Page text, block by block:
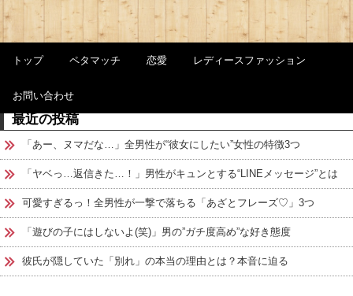
トップ ペタマッチ 恋愛 レディースファッション
お問い合わせ
最近の投稿
「あー、ヌマだな…」全男性が“彼女にしたい”女性の特徴3つ
「ヤベっ…返信きた…！」男性がキュンとする“LINEメッセージ”とは
可愛すぎるっ！全男性が一撃で落ちる「あざとフレーズ♡」3つ
「遊びの子にはしないよ(笑)」男の”ガチ度高め”な好き態度
彼氏が隠していた「別れ」の本当の理由とは？本音に迫る